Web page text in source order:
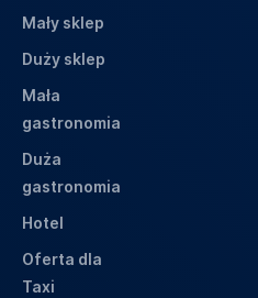
Mały sklep
Duży sklep
Mała
gastronomia
Duża
gastronomia
Hotel
Oferta dla
Taxi